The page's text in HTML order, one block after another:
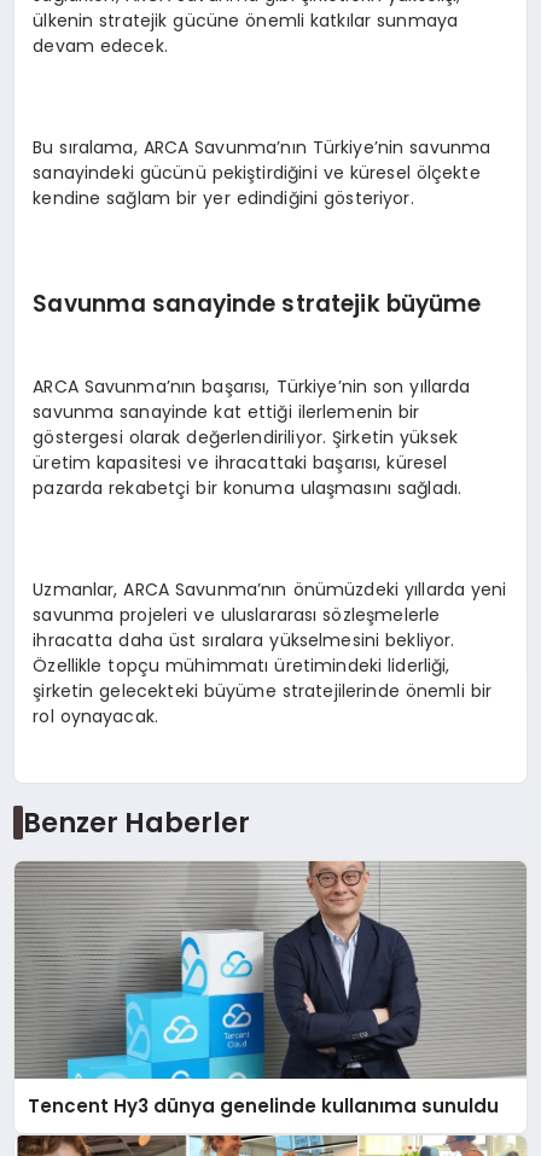
ülkenin stratejik gücüne önemli katkılar sunmaya
devam edecek.
Bu sıralama, ARCA Savunma’nın Türkiye’nin savunma
sanayindeki gücünü pekiştirdiğini ve küresel ölçekte
kendine sağlam bir yer edindiğini gösteriyor.
Savunma sanayinde stratejik büyüme
ARCA Savunma’nın başarısı, Türkiye’nin son yıllarda
savunma sanayinde kat ettiği ilerlemenin bir
göstergesi olarak değerlendiriliyor. Şirketin yüksek
üretim kapasitesi ve ihracattaki başarısı, küresel
pazarda rekabetçi bir konuma ulaşmasını sağladı.
Uzmanlar, ARCA Savunma’nın önümüzdeki yıllarda yeni
savunma projeleri ve uluslararası sözleşmelerle
ihracatta daha üst sıralara yükselmesini bekliyor.
Özellikle topçu mühimmatı üretimindeki liderliği,
şirketin gelecekteki büyüme stratejilerinde önemli bir
rol oynayacak.
Benzer Haberler
Tencent Hy3 dünya genelinde kullanıma sunuldu